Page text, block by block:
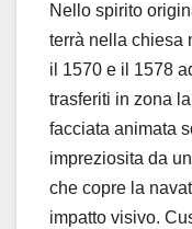
Nello spirito
terrà nella chiesa
il 1570 e il 1578
trasferiti in zona
facciata animata
impreziosita da
che copre la
impatto visivo.